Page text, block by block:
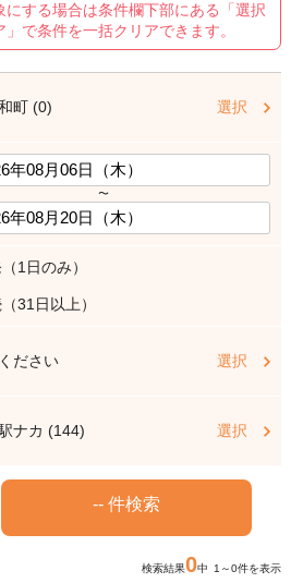
にする場合は条件欄下部にある「選択
で条件を一括クリアできます。
町 (0) 選択
〜
1日のみ）
31日以上）
ださい 選択
ナカ (144) 選択
検索結果0中 1～0件を表示